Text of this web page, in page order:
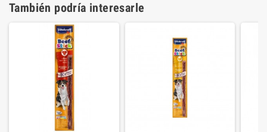
También podría interesarle